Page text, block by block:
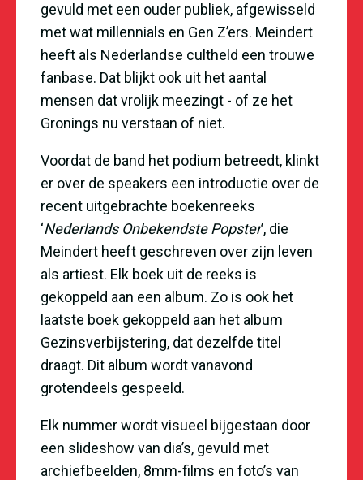
gevuld met een ouder publiek, afgewisseld
met wat millennials en Gen Z’ers. Meindert
heeft als Nederlandse cultheld een trouwe
fanbase. Dat blijkt ook uit het aantal
mensen dat vrolijk meezingt - of ze het
Gronings nu verstaan of niet.
Voordat de band het podium betreedt, klinkt
er over de speakers een introductie over de
recent uitgebrachte boekenreeks
‘Nederlands Onbekendste Popster’, die
Meindert heeft geschreven over zijn leven
als artiest. Elk boek uit de reeks is
gekoppeld aan een album. Zo is ook het
laatste boek gekoppeld aan het album
Gezinsverbijstering, dat dezelfde titel
draagt. Dit album wordt vanavond
grotendeels gespeeld.
Elk nummer wordt visueel bijgestaan door
een slideshow van dia’s, gevuld met
archiefbeelden, 8mm-films en foto’s van